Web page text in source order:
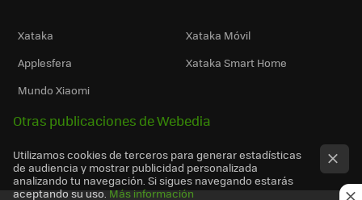
Xataka
Xataka Móvil
Applesfera
Xataka Smart Home
Mundo Xiaomi
Otras publicaciones de Webedia
Utilizamos cookies de terceros para generar estadísticas
de audiencia y mostrar publicidad personalizada
analizando tu navegación. Si sigues navegando estarás
aceptando su uso. Más información